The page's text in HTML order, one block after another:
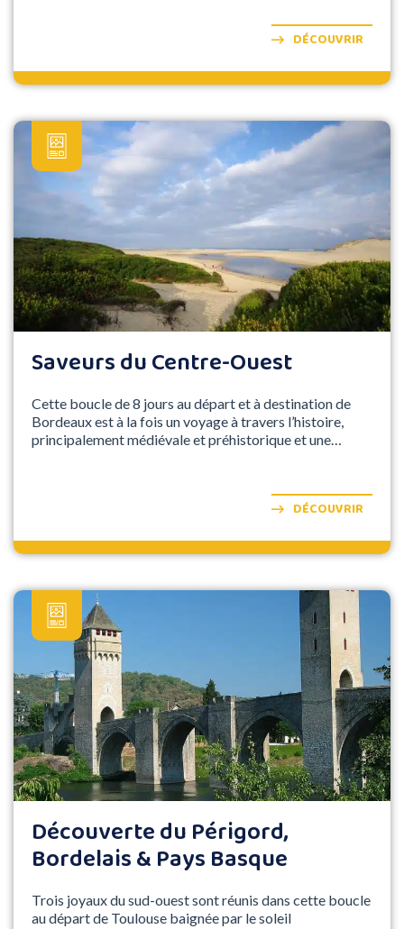
DÉCOUVRIR
Saveurs du Centre-Ouest
Cette boucle de 8 jours au départ et à destination de
Bordeaux est à la fois un voyage à travers l’histoire,
principalement médiévale et préhistorique et une
France a beaucoup à offrir et bénéficie d’un climat
DÉCOUVRIR
Découverte du Périgord,
Bordelais & Pays Basque
Trois joyaux du sud-ouest sont réunis dans cette boucle
au départ de Toulouse baignée par le soleil